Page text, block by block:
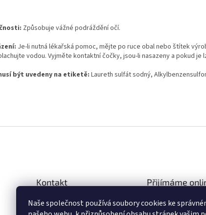
Naše společnost používá soubory cookies ke
Způsobuje vážné podráždění očí.
Je-li nutná lékařská pomoc, mějte po ruce obal nebo štítek
vodou. Vyjměte kontaktní čočky, jsou-li nasazeny a pokud je
být uvedeny na etiketě: Laureth sulfát sodný,
Kontakt
obchod@cleanfest.cz
Přijímáme